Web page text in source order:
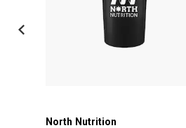
North Nutrition